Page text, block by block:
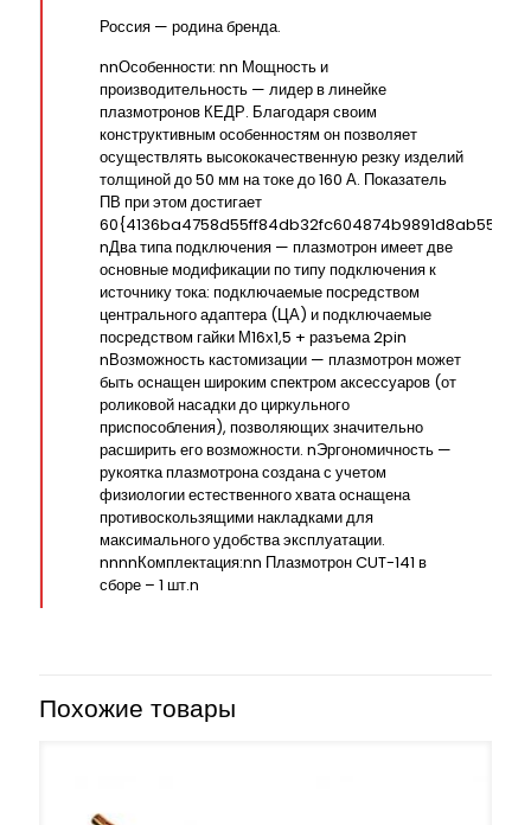
Россия — родина бренда.
nnОсобенности: nn Мощность и
производительность — лидер в линейке
плазмотронов КЕДР. Благодаря своим
конструктивным особенностям он позволяет
осуществлять высококачественную резку изделий
толщиной до 50 мм на токе до 160 А. Показатель
ПВ при этом достигает
nДва типа подключения — плазмотрон имеет две
основные модификации по типу подключения к
источнику тока: подключаемые посредством
центрального адаптера (ЦА) и подключаемые
посредством гайки М16х1,5 + разъема 2pin
nВозможность кастомизации — плазмотрон может
быть оснащен широким спектром аксессуаров (от
роликовой насадки до циркульного
приспособления), позволяющих значительно
расширить его возможности. nЭргономичность —
рукоятка плазмотрона создана с учетом
физиологии естественного хвата оснащена
противоскользящими накладками для
максимального удобства эксплуатации.
nnnnКомплектация:nn Плазмотрон CUT-141 в
сборе – 1 шт.n
Похожие товары